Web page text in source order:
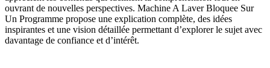
ouvrant de nouvelles perspectives. Machine A Laver Bloquee Sur
Un Programme propose une explication complète, des idées
inspirantes et une vision détaillée permettant d’explorer le sujet avec
davantage de confiance et d’intérêt.